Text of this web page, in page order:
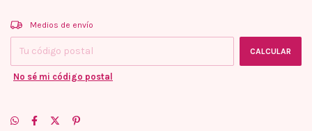
Entregas para el CP:
Medios de envío
CALCULAR
No sé mi código postal